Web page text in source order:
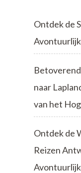
Ontdek de
naar
van het
Ontdek de
Reizen